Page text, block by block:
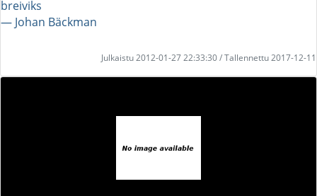
breiviks
― Johan Bäckman
Julkaistu 2012-01-27 22:33:30 / Tallennettu 2017-12-11